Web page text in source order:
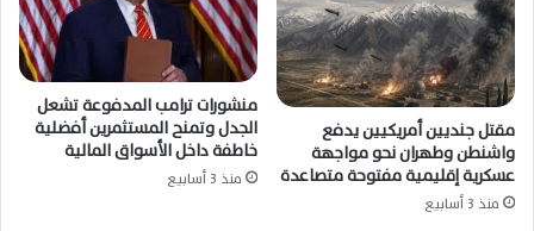
مقتل جنديين أمريكيين يدفع
واشنطن وطهران نحو مواجهة
عسكرية إقليمية مفتوحة متصاعدة
منذ 3 أسابيع
منشورات ترامب المدفوعة تشعل
الجدل وتمنح المستثمرين أفضلية
خاطفة داخل الأسواق المالية
منذ 3 أسابيع